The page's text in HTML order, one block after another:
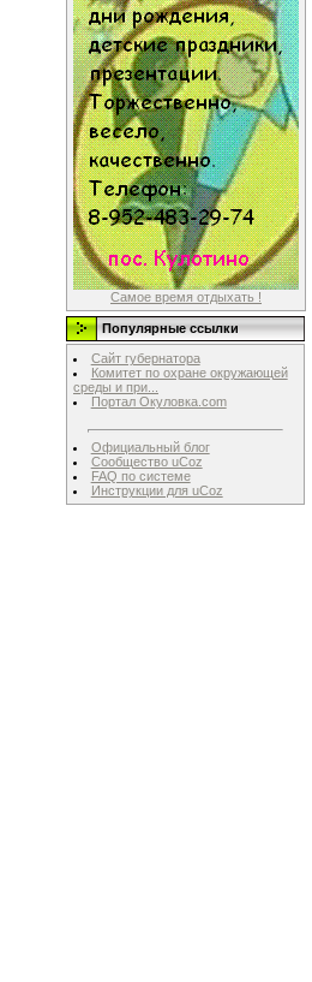
Самое время отдыхать !
Популярные ссылки
Сайт губернатора
Комитет по охране окружающей
среды и при...
Портал Окуловка.com
Официальный блог
Сообщество uCoz
FAQ по системе
Инструкции для uCoz